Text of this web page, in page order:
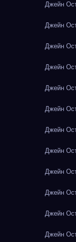
Джейн
Джейн
Джейн
Джейн
Джейн
Джейн
Джейн
Джейн
Джейн
Джейн
Джейн
Джейн